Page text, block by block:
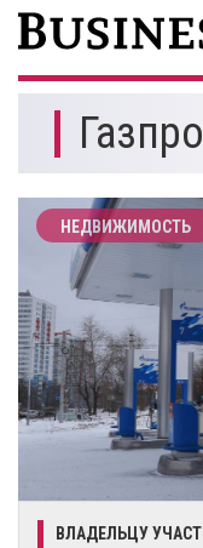
НЕДВИЖИМОСТЬ
​ВЛАДЕЛЬЦУ